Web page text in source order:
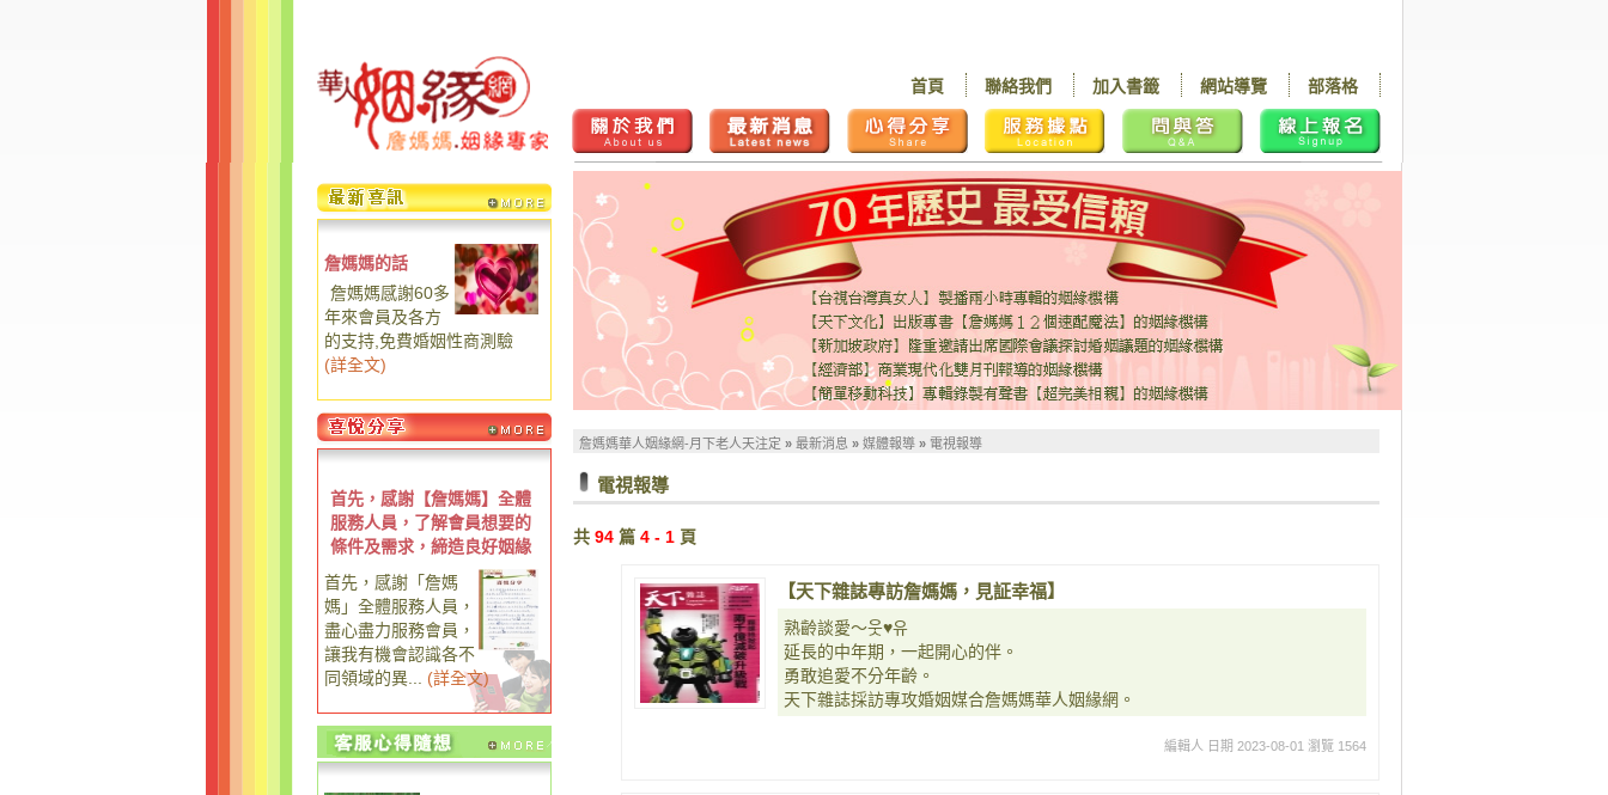
部落格
網站導覽
加入書籤
聯絡我們
首頁
詹媽媽的話
詹媽媽感謝60多
年來會員及各方
的支持,免費婚姻性商測驗
(詳全文)
首先，感謝【詹媽媽】全體
服務人員，了解會員想要的
條件及需求，締造良好姻緣
首先，感謝「詹媽
媽」全體服務人員，
盡心盡力服務會員，
讓我有機會認識各不
同領域的異...
(詳全文)
詹媽媽華人姻緣網-月下老人天注定 » 最新消息 » 媒體報導 » 電視報導
電視報導
共 94 篇 4 - 1 頁
【天下雜誌專訪詹媽媽，見証幸福】
熟齡談愛～웃♥유
延長的中年期，一起開心的伴。
勇敢追愛不分年齡。
天下雜誌採訪專攻婚姻媒合詹媽媽華人姻緣網。
編輯人 日期 2023-08-01 瀏覽 1564